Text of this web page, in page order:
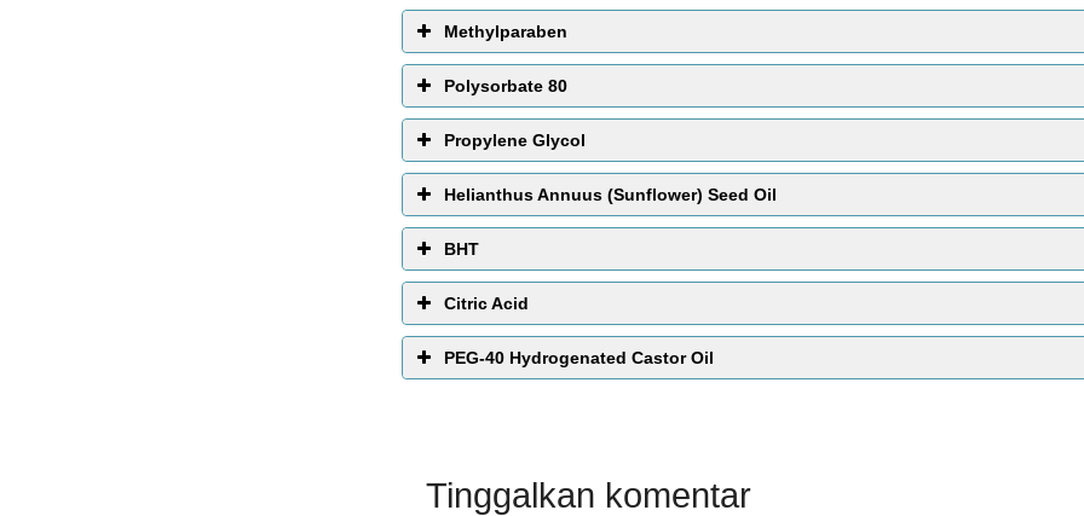
Methylparaben
Polysorbate 80
Propylene Glycol
Helianthus Annuus (Sunflower) Seed Oil
BHT
Citric Acid
PEG-40 Hydrogenated Castor Oil
Tinggalkan komentar